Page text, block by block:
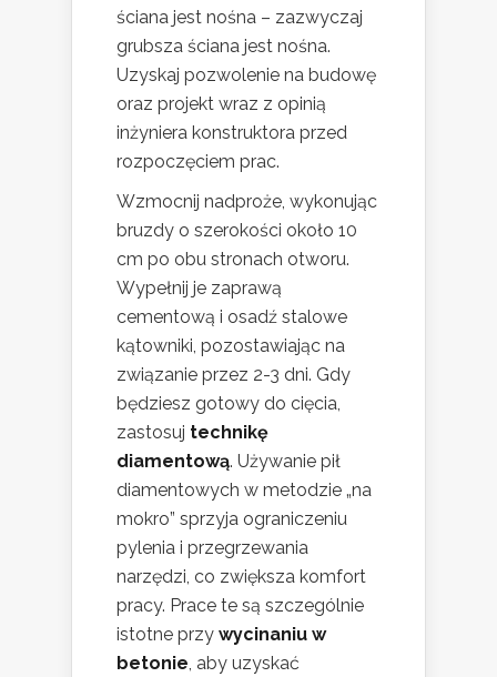
ściana jest nośna – zazwyczaj
grubsza ściana jest nośna.
Uzyskaj pozwolenie na budowę
oraz projekt wraz z opinią
inżyniera konstruktora przed
rozpoczęciem prac.
Wzmocnij nadproże, wykonując
bruzdy o szerokości około 10
cm po obu stronach otworu.
Wypełnij je zaprawą
cementową i osadź stalowe
kątowniki, pozostawiając na
związanie przez 2-3 dni. Gdy
będziesz gotowy do cięcia,
zastosuj technikę
diamentową. Używanie pił
diamentowych w metodzie „na
mokro” sprzyja ograniczeniu
pylenia i przegrzewania
narzędzi, co zwiększa komfort
pracy. Prace te są szczególnie
istotne przy wycinaniu w
betonie , aby uzyskać